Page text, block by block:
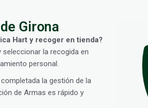
Girona
Hart y recoger en tienda?
seleccionar la recogida en
personal.
la gestión de la
de Armas es rápido y